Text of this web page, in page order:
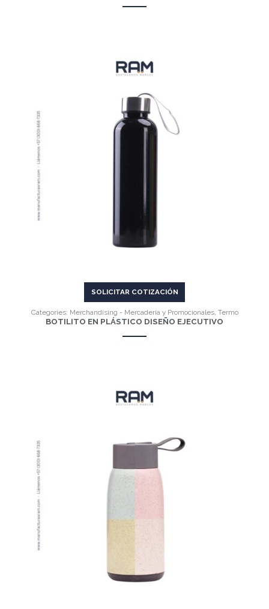
SOLICITAR COTIZACIÓN
Categories: Merchandising - Mercadería y Promocionales, Termo
BOTILITO EN PLÁSTICO DISEÑO EJECUTIVO